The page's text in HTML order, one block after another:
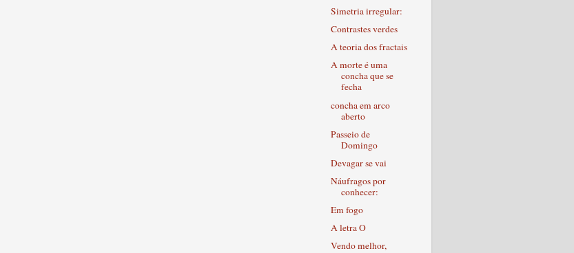
Simetria irregular:
Contrastes verdes
A teoria dos fractais
A morte é uma
concha que se
fecha
concha em arco
aberto
Passeio de
Domingo
Devagar se vai
Náufragos por
conhecer:
Em fogo
A letra O
Vendo melhor,